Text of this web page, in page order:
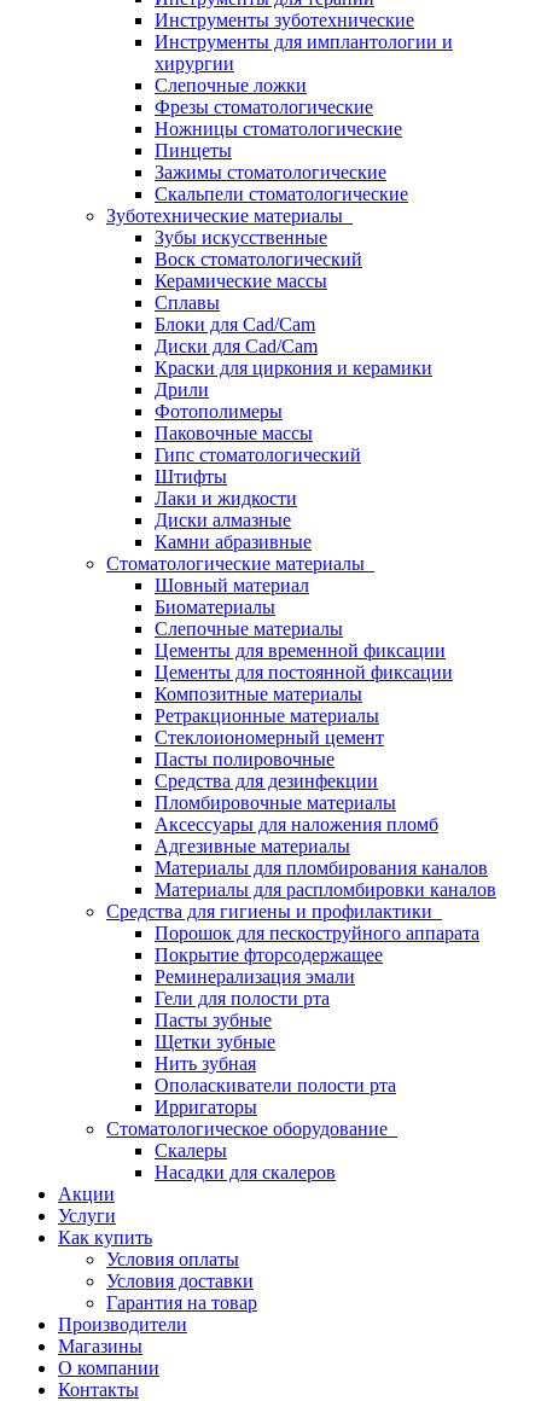
Инструменты зуботехнические
Инструменты для имплантологии и
хирургии
Слепочные ложки
Фрезы стоматологические
Ножницы стоматологические
Пинцеты
Зажимы стоматологические
Скальпели стоматологические
Зуботехнические материалы
Зубы искусственные
Воск стоматологический
Керамические массы
Сплавы
Блоки для Cad/Cam
Диски для Cad/Cam
Краски для циркония и керамики
Дрили
Фотополимеры
Паковочные массы
Гипс стоматологический
Штифты
Лаки и жидкости
Диски алмазные
Камни абразивные
Стоматологические материалы
Шовный материал
Биоматериалы
Слепочные материалы
Цементы для временной фиксации
Цементы для постоянной фиксации
Композитные материалы
Ретракционные материалы
Стеклоиономерный цемент
Пасты полировочные
Средства для дезинфекции
Пломбировочные материалы
Аксессуары для наложения пломб
Адгезивные материалы
Материалы для пломбирования каналов
Материалы для распломбировки каналов
Средства для гигиены и профилактики
Порошок для пескоструйного аппарата
Покрытие фторсодержащее
Реминерализация эмали
Гели для полости рта
Пасты зубные
Щетки зубные
Нить зубная
Ополаскиватели полости рта
Ирригаторы
Стоматологическое оборудование
Скалеры
Насадки для скалеров
Акции
Услуги
Как купить
Условия оплаты
Условия доставки
Гарантия на товар
Производители
Магазины
О компании
Контакты